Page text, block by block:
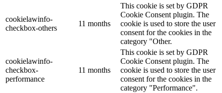
cookielawinfo-
checkbox-others
11 months
This cookie is set by GDPR
Cookie Consent plugin. The
cookie is used to store the user
consent for the cookies in the
category "Other.
cookielawinfo-
checkbox-
performance
11 months
This cookie is set by GDPR
Cookie Consent plugin. The
cookie is used to store the user
consent for the cookies in the
category "Performance".